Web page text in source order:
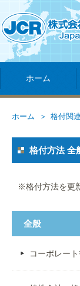
ホーム
ホーム 格付関
格付方法 全
※格付方法を更
全般
コーポレー